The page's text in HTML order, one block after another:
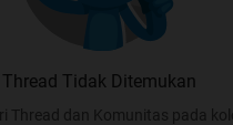
Thread Tidak Ditemukan
Thread dan Komunitas pada